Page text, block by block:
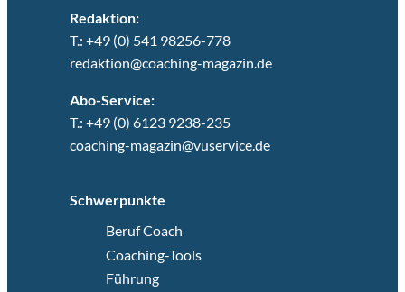
Redaktion:
T.: +49 (0) 541 98256-778
redaktion@coaching-magazin.de
Abo-Service:
T.: +49 (0) 6123 9238-235
coaching-magazin@vuservice.de
Schwerpunkte
Beruf Coach
Coaching-Tools
Führung